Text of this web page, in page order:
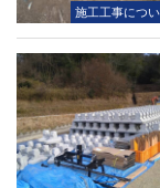
施工工事につ